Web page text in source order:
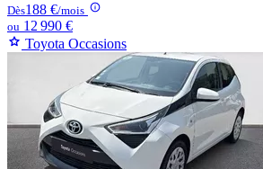
Dès188 €/mois
ou 12 990 €
Toyota Occasions